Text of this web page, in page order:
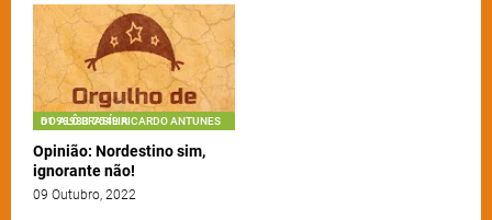
61 99983-7549 RICARDO ANTUNES DO ALÔ BRASÍLIA
Opinião: Nordestino sim,
ignorante não!
09 Outubro, 2022